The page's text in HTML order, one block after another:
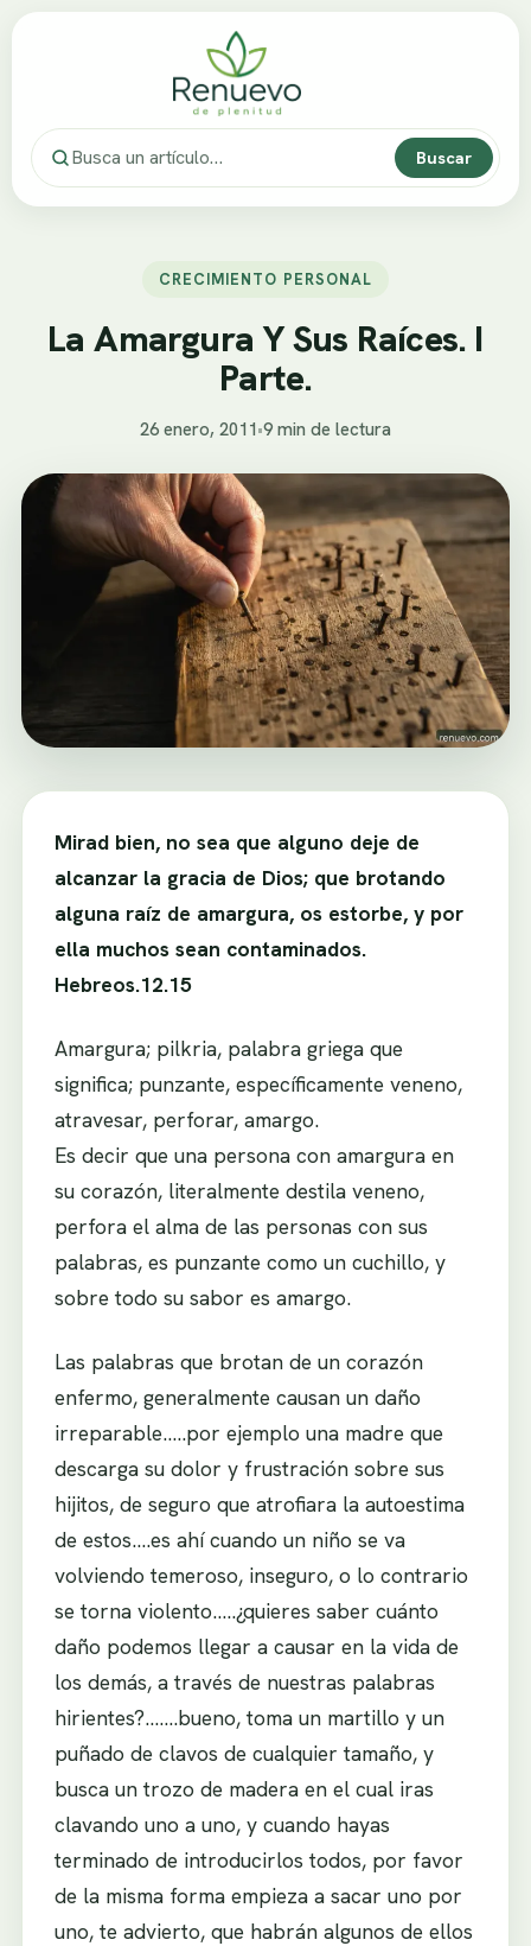
Buscar
CRECIMIENTO PERSONAL
La Amargura Y Sus Raíces. I
Parte.
26 enero, 2011•9 min de lectura
Mirad bien, no sea que alguno deje de
alcanzar la gracia de Dios; que brotando
alguna raíz de amargura, os estorbe, y por
ella muchos sean contaminados.
Hebreos.12.15
Amargura; pilkria, palabra griega que
significa; punzante, específicamente veneno,
atravesar, perforar, amargo.
Es decir que una persona con amargura en
su corazón, literalmente destila veneno,
perfora el alma de las personas con sus
palabras, es punzante como un cuchillo, y
sobre todo su sabor es amargo.
Las palabras que brotan de un corazón
enfermo, generalmente causan un daño
irreparable…..por ejemplo una madre que
descarga su dolor y frustración sobre sus
hijitos, de seguro que atrofiara la autoestima
de estos….es ahí cuando un niño se va
volviendo temeroso, inseguro, o lo contrario
se torna violento…..¿quieres saber cuánto
daño podemos llegar a causar en la vida de
los demás, a través de nuestras palabras
hirientes?…….bueno, toma un martillo y un
puñado de clavos de cualquier tamaño, y
busca un trozo de madera en el cual iras
clavando uno a uno, y cuando hayas
terminado de introducirlos todos, por favor
de la misma forma empieza a sacar uno por
uno, te advierto, que habrán algunos de ellos